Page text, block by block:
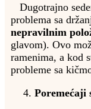
Dugotrajno
problema sa
nepravilnim
glavom). Ovo
ramenima, a kod
probleme sa
Poremećaji